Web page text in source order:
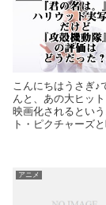
こんにちはうさぎ♪
んと、あの大ヒッ
映画化されるとい
ト・ピクチャーズ
アニメ